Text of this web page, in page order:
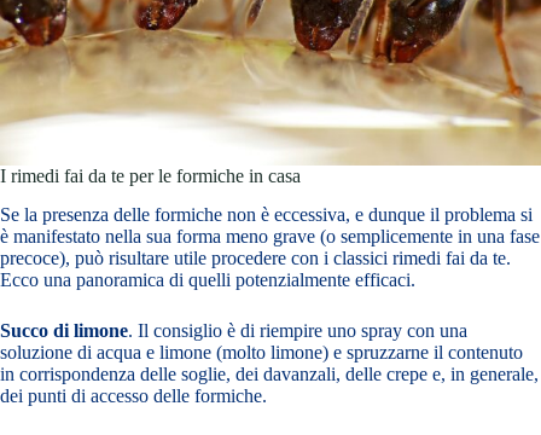
I rimedi fai da te per le formiche in casa
Se la presenza delle formiche non è eccessiva, e dunque il problema si
è manifestato nella sua forma meno grave (o semplicemente in una fase
precoce), può risultare utile procedere con i classici rimedi fai da te.
Ecco una panoramica di quelli potenzialmente efficaci.
Succo di limone. Il consiglio è di riempire uno spray con una
soluzione di acqua e limone (molto limone) e spruzzarne il contenuto
in corrispondenza delle soglie, dei davanzali, delle crepe e, in generale,
dei punti di accesso delle formiche.